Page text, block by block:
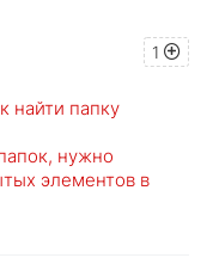
1
найти папку
нужно
элементов в